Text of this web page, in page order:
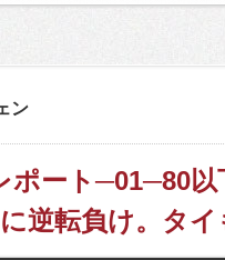
ン
ポート─01─80
逆転負け。タ